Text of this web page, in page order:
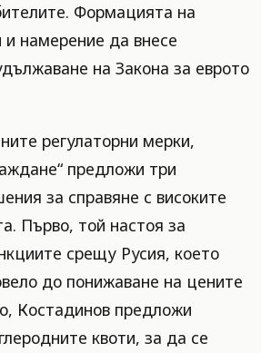
Формацията на
и намерение да внесе
на Закона за еврото
регулаторни мерки,
предложи три
за справяне с високите
Първо, той настоя за
срещу Русия, което
до понижаване на цените
Костадинов предложи
квоти, за да се